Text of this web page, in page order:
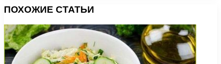
ПОХОЖИЕ СТАТЬИ